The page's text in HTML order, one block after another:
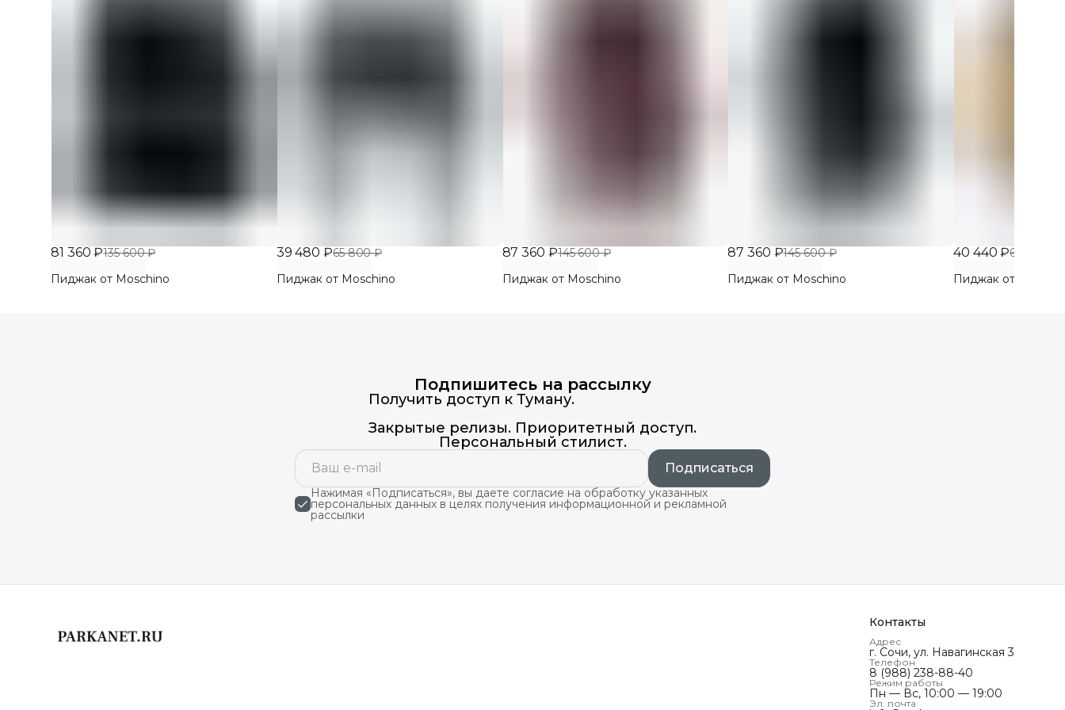
81 360 ₽135 600 ₽
Пиджак от Moschino
39 480 ₽65 800 ₽
Пиджак от Moschino
87 360 ₽145 600 ₽
Пиджак от Moschino
87 360 ₽145 600 ₽
Пиджак от Moschino
40 440 ₽67 400 ₽
Пиджак от
Подпишитесь на рассылку
Получить доступ к Туману.
Закрытые релизы. Приоритетный доступ.
Персональный стилист.
Подписаться
Нажимая «Подписаться», вы даете согласие на обработку указанных
персональных данных в целях получения информационной и рекламной
рассылки
Контакты
Адрес
г. Сочи, ул. Навагинская 3
Телефон
8 (988) 238-88-40
Режим работы
Пн — Вс, 10:00 — 19:00
Эл. почта